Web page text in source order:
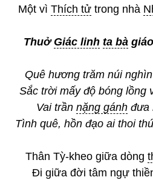
Một vì Thích tử trong nhà
Thuở Giác linh ta bà
Quê hương trăm núi
Sắc trời mấy độ bóng lồng
Vai trần nặng gánh đưa
Tình quê, hồn đạo ai thoi
Thân Tỳ-kheo giữa dòng
Đi giữa đời tâm ngự